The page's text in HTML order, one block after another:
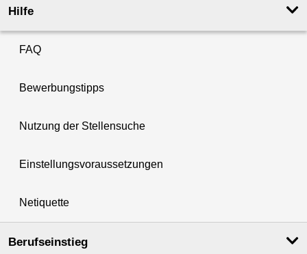
Hilfe
FAQ
Bewerbungstipps
Nutzung der Stellensuche
Einstellungsvoraussetzungen
Netiquette
Berufseinstieg